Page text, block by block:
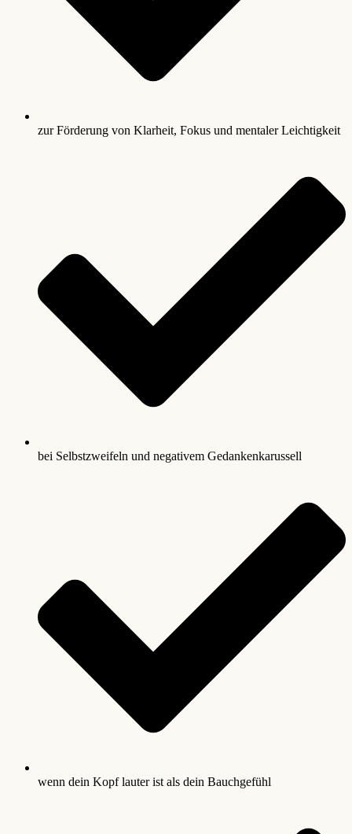
zur Förderung von Klarheit, Fokus und mentaler Leichtigkeit
bei Selbstzweifeln und negativem Gedankenkarussell
wenn dein Kopf lauter ist als dein Bauchgefühl